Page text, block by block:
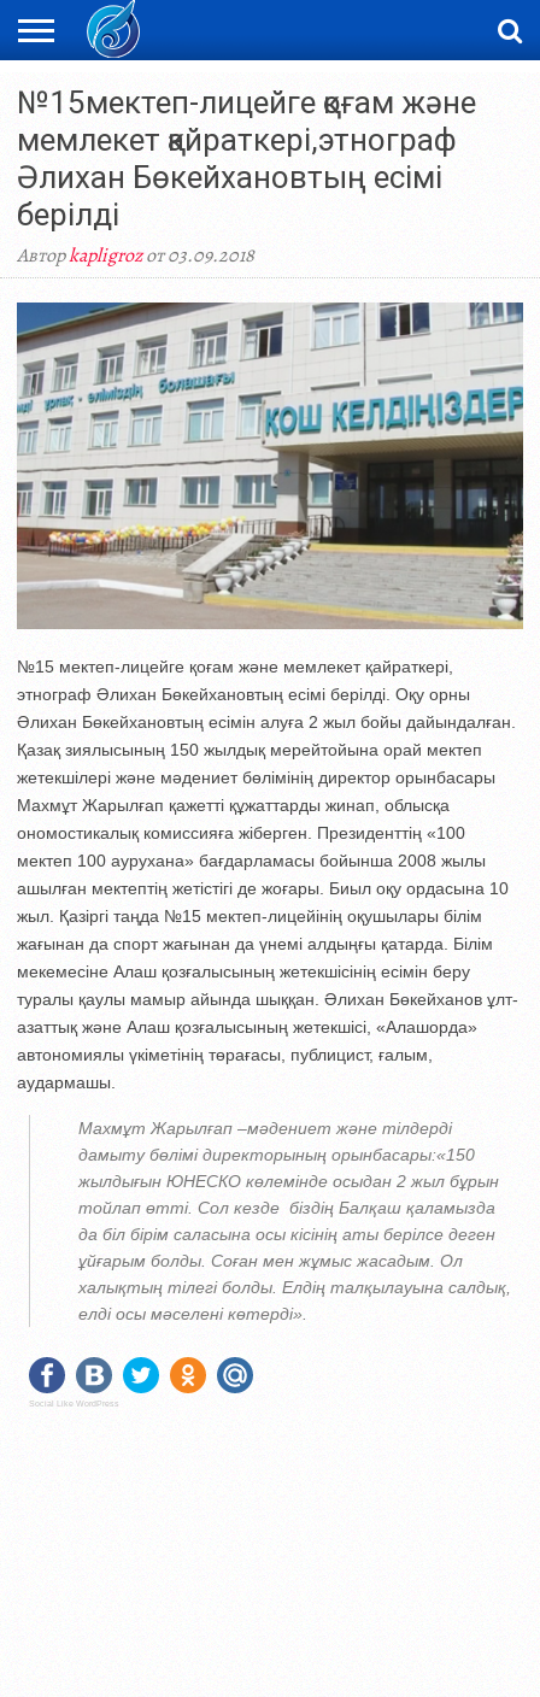
ЖАҢАЛЫҚТАР
НОВОСТИ
ВИДЕО
ФОТОРЕПОРТАЖИ
ОРКЕН
№15мектеп-лицейге қоғам және
мемлекет қайраткері,этнограф
Әлихан Бөкейхановтың есімі
берілді
Авторkapligrozот 03.09.2018
№15 мектеп-лицейге қоғам және мемлекет қайраткері,
этнограф Әлихан Бөкейхановтың есімі берілді. Оқу орны
Әлихан Бөкейхановтың есімін алуға 2 жыл бойы дайындалған.
Қазақ зиялысының 150 жылдық мерейтойына орай мектеп
жетекшілері және мәдениет бөлімінің директор орынбасары
Махмұт Жарылғап қажетті құжаттарды жинап, облысқа
ономостикалық комиссияға жіберген. Президенттің «100
мектеп 100 аурухана» бағдарламасы бойынша 2008 жылы
ашылған мектептің жетістігі де жоғары. Биыл оқу ордасына 10
жыл. Қазіргі таңда №15 мектеп-лицейінің оқушылары білім
жағынан да спорт жағынан да үнемі алдыңғы қатарда. Білім
мекемесіне Алаш қозғалысының жетекшісінің есімін беру
туралы қаулы мамыр айында шыққан. Әлихан Бөкейханов ұлт-
азаттық және Алаш қозғалысының жетекшісі, «Алашорда»
автономиялы үкіметінің төрағасы, публицист, ғалым,
аудармашы.
Махмұт Жарылғап –мәдениет және тілдерді
дамыту бөлімі директорының орынбасары:«150
жылдығын ЮНЕСКО көлемінде осыдан 2 жыл бұрын
тойлап өтті. Сол кезде біздің Балқаш қаламызда
да біл бірім саласына осы кісінің аты берілсе деген
ұйғарым болды. Соған мен жұмыс жасадым. Ол
халықтың тілегі болды. Елдің талқылауына салдық,
елді осы мәселені көтерді».
Social Like WordPress